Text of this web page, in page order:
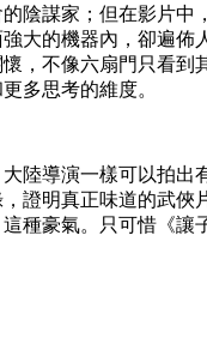
陰謀家；但在影片
大的機器內，卻遍
，不像六扇門只看
多思考的維度。
導演一樣可以拍出
證明真正味道的武俠
豪氣。只可惜《讓